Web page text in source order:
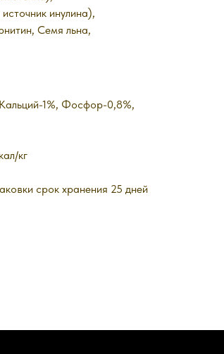
инулина),
Семя льна,
1%, Фосфор-0,8%,
кг
срок хранения 25 дней